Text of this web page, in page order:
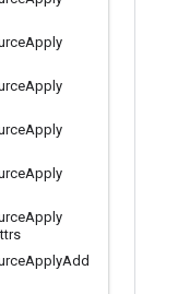
Apply
Apply
Apply
Apply
Apply
ApplyAdd